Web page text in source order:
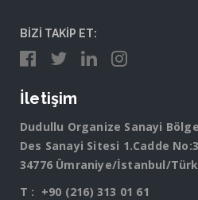
BİZİ TAKİP ET:
İletişim
Dudullu Organize Sanayi
Des Sanayi Sitesi 1.Cadde
34776 Ümraniye/İstanbul/
T : +90 (216) 313 01 61